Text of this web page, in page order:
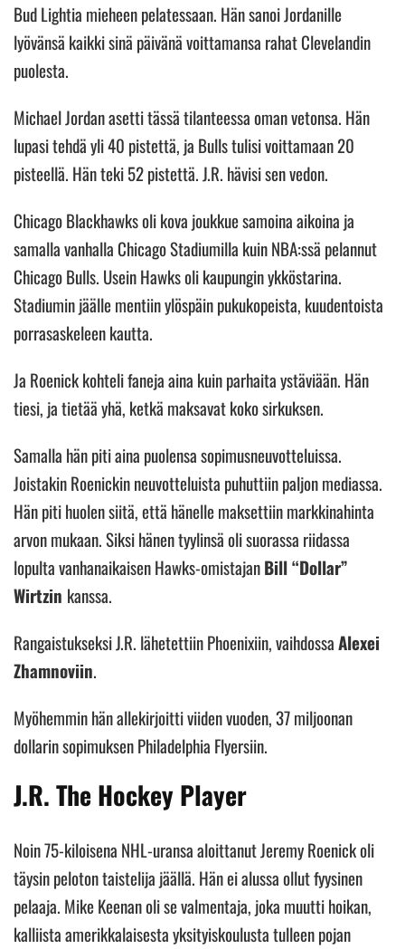
Bud Lightia mieheen pelatessaan. Hän sanoi Jordanille
lyövänsä kaikki sinä päivänä voittamansa rahat Clevelandin
puolesta.
Michael Jordan asetti tässä tilanteessa oman vetonsa. Hän
lupasi tehdä yli 40 pistettä, ja Bulls tulisi voittamaan 20
pisteellä. Hän teki 52 pistettä. J.R. hävisi sen vedon.
Chicago Blackhawks oli kova joukkue samoina aikoina ja
samalla vanhalla Chicago Stadiumilla kuin NBA:ssä pelannut
Chicago Bulls. Usein Hawks oli kaupungin ykköstarina.
Stadiumin jäälle mentiin ylöspäin pukukopeista, kuudentoista
porrasaskeleen kautta.
Ja Roenick kohteli faneja aina kuin parhaita ystäviään. Hän
tiesi, ja tietää yhä, ketkä maksavat koko sirkuksen.
Samalla hän piti aina puolensa sopimusneuvotteluissa.
Joistakin Roenickin neuvotteluista puhuttiin paljon mediassa.
Hän piti huolen siitä, että hänelle maksettiin markkinahinta
arvon mukaan. Siksi hänen tyylinsä oli suorassa riidassa
lopulta vanhanaikaisen Hawks-omistajanBill “Dollar”
Wirtzin kanssa.
Rangaistukseksi J.R. lähetettiin Phoenixiin, vaihdossaAlexei
Zhamnoviin.
Myöhemmin hän allekirjoitti viiden vuoden, 37 miljoonan
dollarin sopimuksen Philadelphia Flyersiin.
J.R. The Hockey Player
Noin 75-kiloisena NHL-uransa aloittanut Jeremy Roenick oli
täysin peloton taistelija jäällä. Hän ei alussa ollut fyysinen
pelaaja. Mike Keenan oli se valmentaja, joka muutti hoikan,
kalliista amerikkalaisesta yksityiskoulusta tulleen pojan